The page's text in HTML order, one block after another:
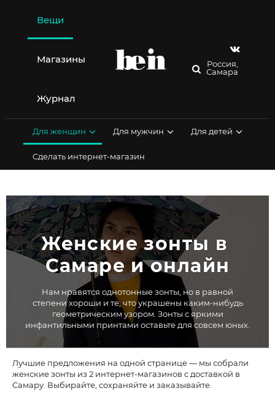
содержимому
Вещи
Магазины
Журнал
Россия,
Самара
Для женщин Для мужчин Для детей
Сделать интернет-магазин
Женские зонты в
Самаре и онлайн
Нам нравятся однотонные зонты, но в равной
степени хороши и те, что украшены каким-нибудь
геометрическим узором. Зонты с яркими
инфантильными принтами оставьте для совсем юных.
Лучшие предложения на одной странице — мы собрали
женские зонты из 2 интернет-магазинов с доставкой в
Самару. Выбирайте, сохраняйте и заказывайте.